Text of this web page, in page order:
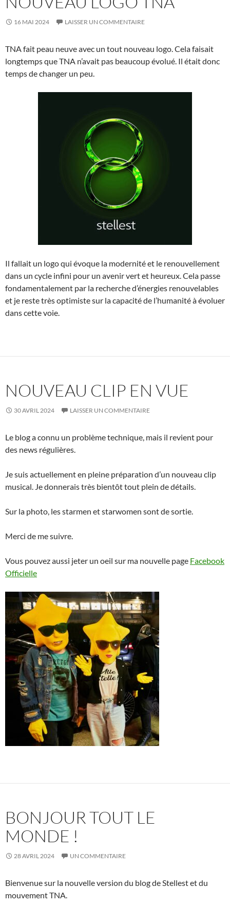
16 MAI 2024 LAISSER UN COMMENTAIRE
TNA fait peau neuve avec un tout nouveau logo. Cela faisait
longtemps que TNA n’avait pas beaucoup évolué. Il était donc
temps de changer un peu.
Il fallait un logo qui évoque la modernité et le renouvellement
dans un cycle infini pour un avenir vert et heureux. Cela passe
fondamentalement par la recherche d’énergies renouvelables
et je reste très optimiste sur la capacité de l’humanité à évoluer
dans cette voie.
NOUVEAU CLIP EN VUE
30 AVRIL 2024 LAISSER UN COMMENTAIRE
Le blog a connu un problème technique, mais il revient pour
des news régulières.
Je suis actuellement en pleine préparation d’un nouveau clip
musical. Je donnerais très bientôt tout plein de détails.
Sur la photo, les starmen et starwomen sont de sortie.
Merci de me suivre.
Vous pouvez aussi jeter un oeil sur ma nouvelle page Facebook
Officielle
BONJOUR TOUT LE
MONDE !
28 AVRIL 2024 UN COMMENTAIRE
Bienvenue sur la nouvelle version du blog de Stellest et du
mouvement TNA.